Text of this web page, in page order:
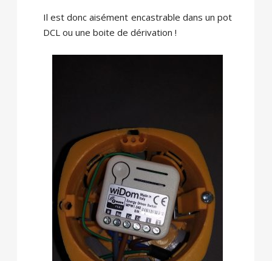
Il est donc aisément encastrable dans un pot
DCL ou une boite de dérivation !